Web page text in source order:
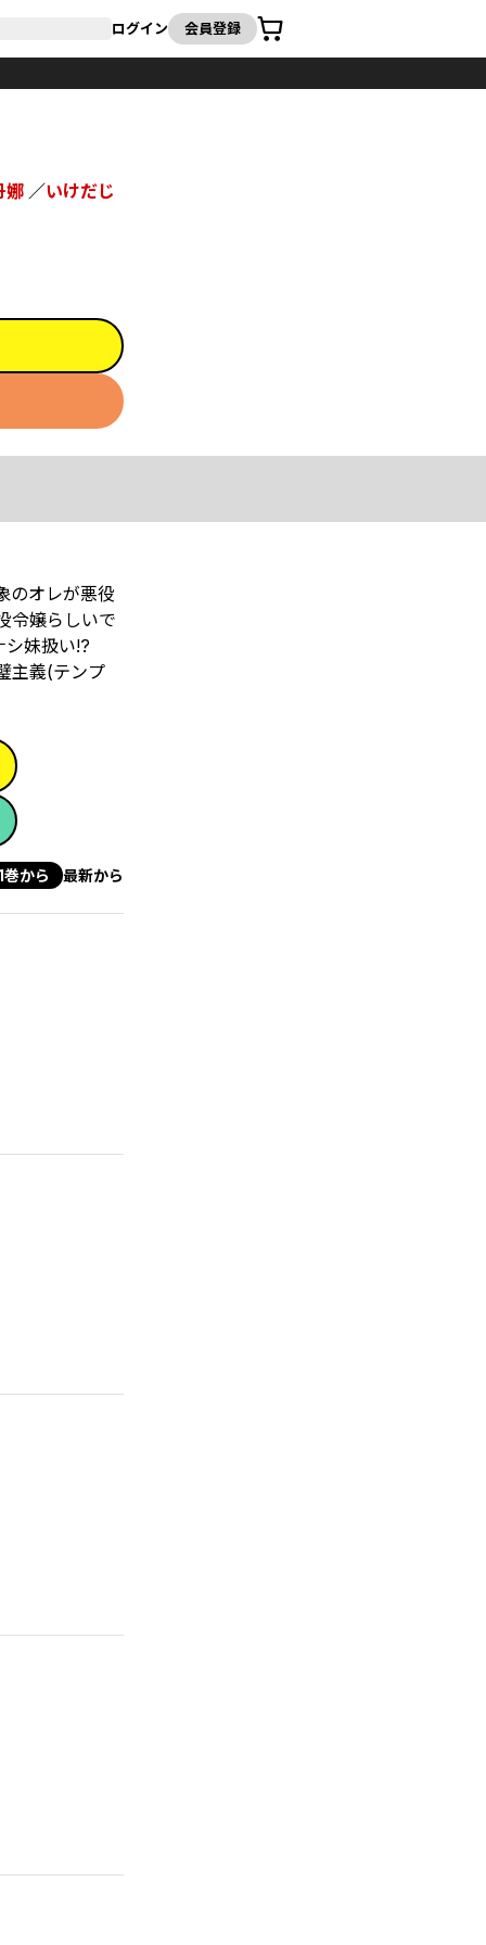
ログイン 会員登録
カート
娜 ／いけだじ
のオレが悪役
令嬢らしいで
シ妹扱い!?
主義(テンプ
巻から 最新から